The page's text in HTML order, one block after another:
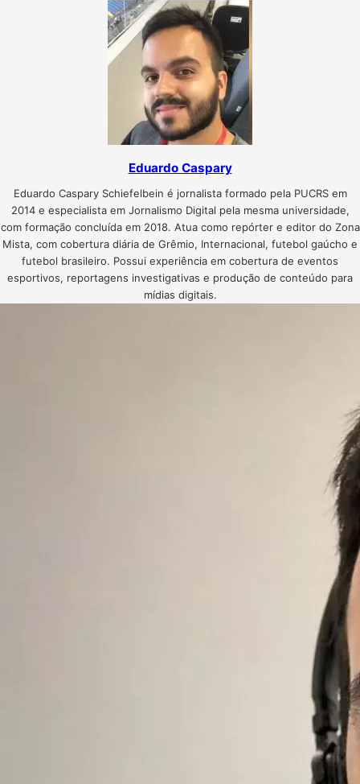
Eduardo Caspary
Eduardo Caspary Schiefelbein é jornalista formado pela PUCRS em
2014 e especialista em Jornalismo Digital pela mesma universidade,
com formação concluída em 2018. Atua como repórter e editor do Zona
Mista, com cobertura diária de Grêmio, Internacional, futebol gaúcho e
futebol brasileiro. Possui experiência em cobertura de eventos
esportivos, reportagens investigativas e produção de conteúdo para
mídias digitais.